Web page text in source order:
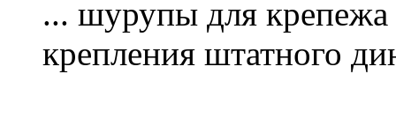
... шурупы для крепежа
крепления штатного